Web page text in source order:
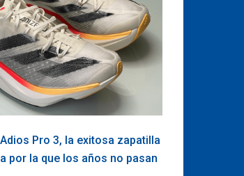
Pro 3, la exitosa zapatilla
por la que los años no pasan